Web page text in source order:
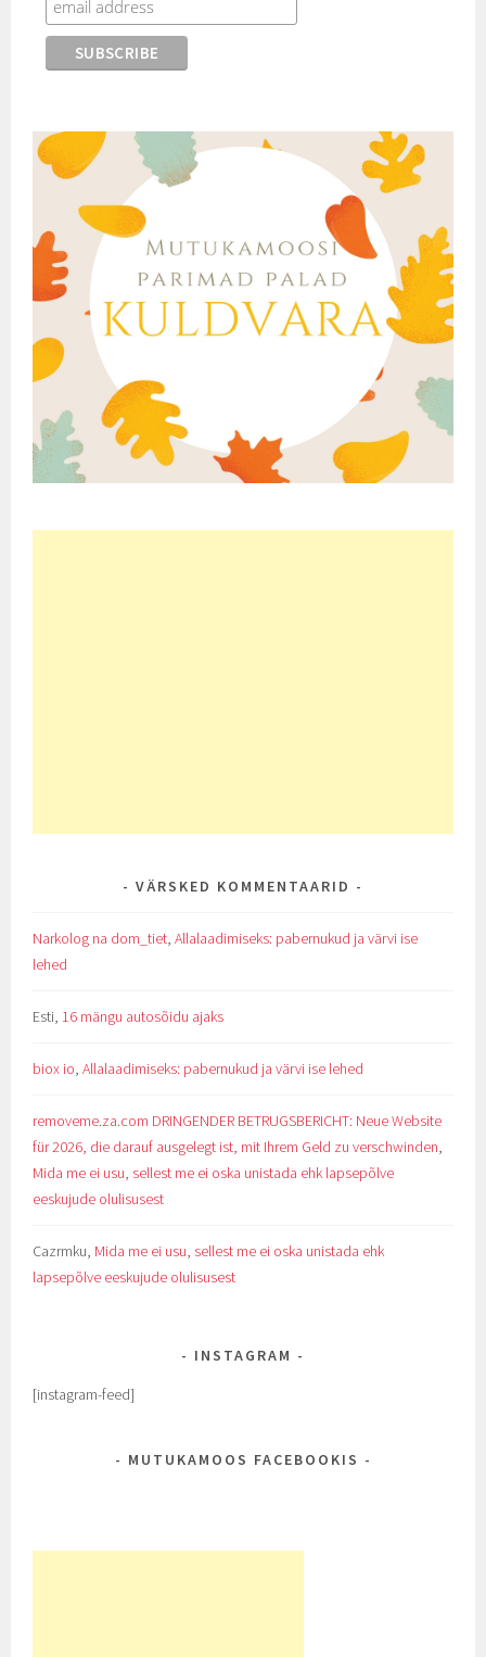
VÄRSKED KOMMENTAARID
Narkolog na dom_tiet,Allalaadimiseks: pabernukud ja värvi ise
lehed
Esti, 16 mängu autosõidu ajaks
biox io,Allalaadimiseks: pabernukud ja värvi ise lehed
removeme.za.com DRINGENDER BETRUGSBERICHT: Neue Website
für 2026, die darauf ausgelegt ist, mit Ihrem Geld zu verschwinden,
Mida me ei usu, sellest me ei oska unistada ehk lapsepõlve
eeskujude olulisusest
Cazrmku, Mida me ei usu, sellest me ei oska unistada ehk
lapsepõlve eeskujude olulisusest
INSTAGRAM
[instagram-feed]
MUTUKAMOOS FACEBOOKIS